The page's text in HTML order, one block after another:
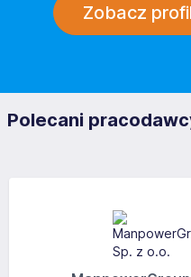
Zobacz
Polecani